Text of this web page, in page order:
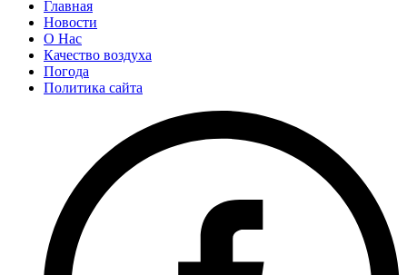
Главная
Новости
О Нас
Качество воздуха
Погода
Политика сайта